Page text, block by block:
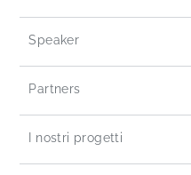
Speaker
Partners
I nostri progetti